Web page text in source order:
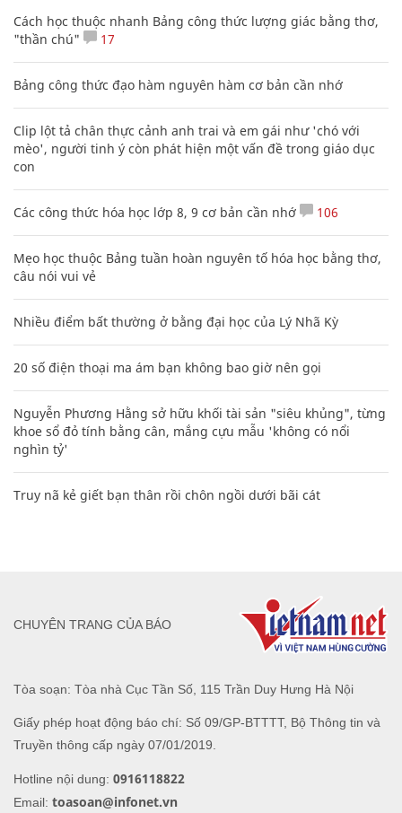
Cách học thuộc nhanh Bảng công thức lượng giác bằng thơ,
"thần chú"
17
Bảng công thức đạo hàm nguyên hàm cơ bản cần nhớ
Clip lột tả chân thực cảnh anh trai và em gái như 'chó với
mèo', người tinh ý còn phát hiện một vấn đề trong giáo dục
con
Các công thức hóa học lớp 8, 9 cơ bản cần nhớ 106
Mẹo học thuộc Bảng tuần hoàn nguyên tố hóa học bằng thơ,
câu nói vui vẻ
Nhiều điểm bất thường ở bằng đại học của Lý Nhã Kỳ
20 số điện thoại ma ám bạn không bao giờ nên gọi
Nguyễn Phương Hằng sở hữu khối tài sản "siêu khủng", từng
khoe sổ đỏ tính bằng cân, mắng cựu mẫu 'không có nổi
nghìn tỷ'
Truy nã kẻ giết bạn thân rồi chôn ngồi dưới bãi cát
Tòa soạn: Tòa nhà Cục Tần Số, 115 Trần Duy Hưng Hà Nội
Giấy phép hoạt động báo chí: Số 09/GP-BTTTT, Bộ Thông tin và
Truyền thông cấp ngày 07/01/2019.
Hotline nội dung: 0916118822
Email: toasoan@infonet.vn
CHUYÊN TRANG CỦA BÁO